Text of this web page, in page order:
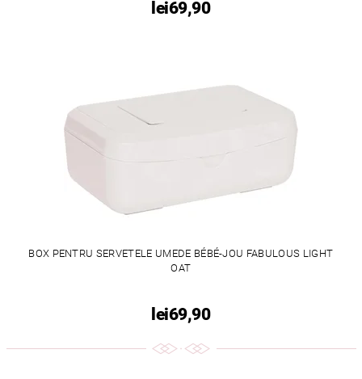
lei69,90
BOX PENTRU SERVETELE UMEDE BÉBÉ-JOU FABULOUS LIGHT
OAT
lei69,90